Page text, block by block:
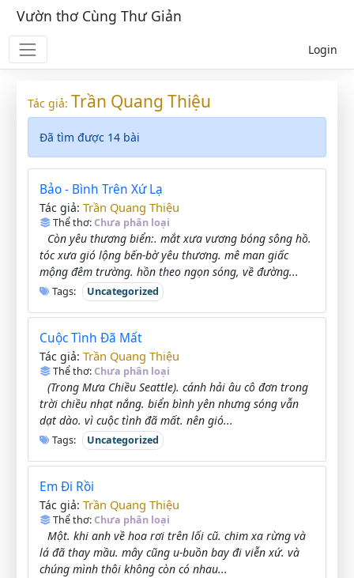
Vườn thơ Cùng Thư Giản
Login
Tác giả: Trần Quang Thiệu
Đã tìm được 14 bài
Bảo - Bình Trên Xứ Lạ
Tác giả: Trần Quang Thiệu
Thể thơ:Chưa phân loại
Còn yêu thương biển:. mắt xưa vương bóng sông hồ.
tóc xưa gió lộng bến-bờ yêu thương. mê man giấc
mộng đêm trường. hồn theo ngọn sóng, về đường...
Tags: Uncategorized
Cuộc Tình Đã Mất
Tác giả: Trần Quang Thiệu
Thể thơ:Chưa phân loại
(Trong Mưa Chiều Seattle). cánh hải âu cô đơn trong
trời chiều nhạt nắng. biển bình yên nhưng sóng vẫn
dạt dào. vì cuộc tình đã mất. nên gió...
Tags: Uncategorized
Em Đi Rồi
Tác giả: Trần Quang Thiệu
Thể thơ:Chưa phân loại
Một. khi anh về hoa rơi trên lối cũ. chim xa rừng và
lá đã thay mầu. mây cũng u-buồn bay đi viễn xứ. và
chúng mình thôi không còn có nhau...